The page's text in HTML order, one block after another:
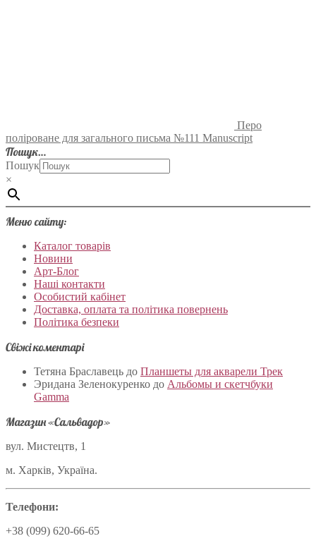
Перо
поліроване для загального письма №111 Manuscript
Пошук…
Пошук
×
Меню сайту:
Каталог товарів
Новини
Арт-Блог
Наші контакти
Особистий кабінет
Доставка, оплата та політика повернень
Політика безпеки
Свіжі коментарі
Тетяна Браславець до Планшеты для акварели Трек
Эридана Зеленокуренко до Альбомы и скетчбуки
Gamma
Магазин «Сальвадор»
вул. Мистецтв, 1
м. Харків, Україна.
Телефони:
+38 (099) 620-66-65